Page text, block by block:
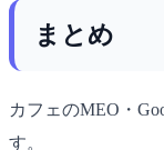
まとめ
カフェのMEO・
す。